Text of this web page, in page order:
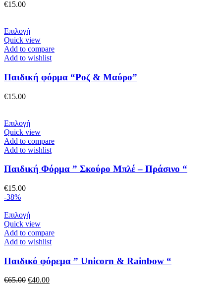
στη
σελίδα
του
προϊόντος
€15.00
ΕπιλογήΑυτό
το
προϊόν
έχει
παραλλαγές.
Οι
στη
σελίδα
του
προϊόντος
Quick view
Add to compare
Add to wishlist
Παιδική φόρμα “Ροζ & Μαύρο”
€15.00
ΕπιλογήΑυτό
το
προϊόν
έχει
παραλλαγές.
Οι
στη
σελίδα
του
προϊόντος
Quick view
Add to compare
Add to wishlist
Παιδική Φόρμα ” Σκούρο Μπλέ – Πράσινο “
€15.00
-38%
ΕπιλογήΑυτό
το
προϊόν
έχει
παραλλαγές.
Οι
επιλογές
Quick view
Add to compare
Add to wishlist
Παιδικό φόρεμα ” Unicorn & Rainbow “
€65.00 Original
€40.00Η